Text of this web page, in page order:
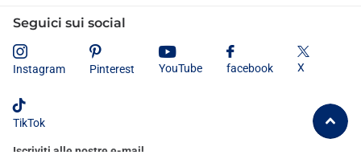
Seguici sui social
Instagram Pinterest YouTube facebook X
TikTok
Iscriviti alle nostre e-mail